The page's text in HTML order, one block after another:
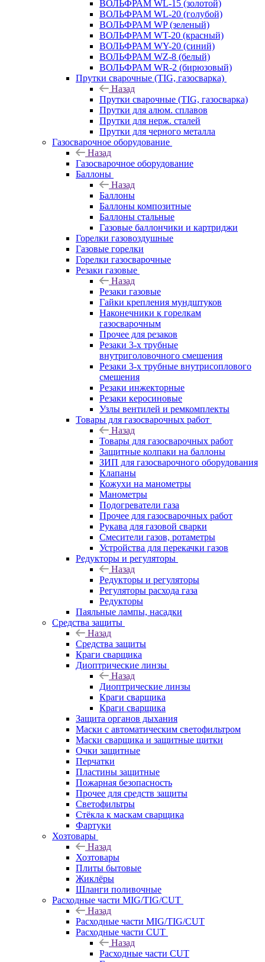
ВОЛЬФРАМ WL-15 (золотой)
ВОЛЬФРАМ WL-20 (голубой)
ВОЛЬФРАМ WP (зеленый)
ВОЛЬФРАМ WT-20 (красный)
ВОЛЬФРАМ WY-20 (синий)
ВОЛЬФРАМ WZ-8 (белый)
ВОЛЬФРАМ WR-2 (бирюзовый)
Прутки сварочные (TIG, газосварка)
Назад
Прутки сварочные (TIG, газосварка)
Прутки для алюм. сплавов
Прутки для нерж. сталей
Прутки для черного металла
Газосварочное оборудование
Назад
Газосварочное оборудование
Баллоны
Назад
Баллоны
Баллоны композитные
Баллоны стальные
Газовые баллончики и картриджи
Горелки газовоздушные
Газовые горелки
Горелки газосварочные
Резаки газовые
Назад
Резаки газовые
Гайки крепления мундштуков
Наконечники к горелкам
газосварочным
Прочее для резаков
Резаки 3-х трубные
внутриголовочного смешения
Резаки 3-х трубные внутрисоплового
смешения
Резаки инжекторные
Резаки керосиновые
Узлы вентилей и ремкомплекты
Товары для газосварочных работ
Назад
Товары для газосварочных работ
Защитные колпаки на баллоны
ЗИП для газосварочного оборудования
Клапаны
Кожухи на манометры
Манометры
Подогреватели газа
Прочее для газосварочных работ
Рукава для газовой сварки
Смесители газов, ротаметры
Устройства для перекачки газов
Редукторы и регуляторы
Назад
Редукторы и регуляторы
Регуляторы расхода газа
Редукторы
Паяльные лампы, насадки
Средства защиты
Назад
Средства защиты
Краги сварщика
Диоптрические линзы
Назад
Диоптрические линзы
Краги сварщика
Краги сварщика
Защита органов дыхания
Маски с автоматическим светофильтром
Маски сварщика и защитные щитки
Очки защитные
Перчатки
Пластины защитные
Пожарная безопасность
Прочее для средств защиты
Светофильтры
Стёкла к маскам сварщика
Фартуки
Хозтовары
Назад
Хозтовары
Плиты бытовые
Жиклёры
Шланги поливочные
Расходные части MIG/TIG/CUT
Назад
Расходные части MIG/TIG/CUT
Расходные части CUT
Назад
Расходные части CUT